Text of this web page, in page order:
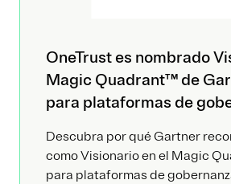
OneTrust es nombrado
Magic Quadrant™ de
para plataformas de
Descubra por qué Gartner
como Visionario en el Magic
para plataformas de